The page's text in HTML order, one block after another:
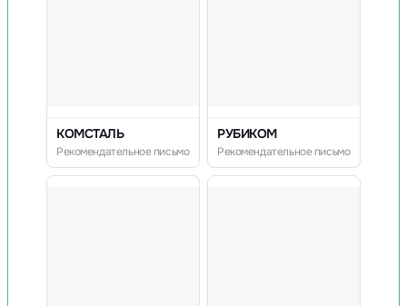
КОМСТАЛЬ
Рекомендательное письмо
РУБИКОМ
Рекомендательное письмо